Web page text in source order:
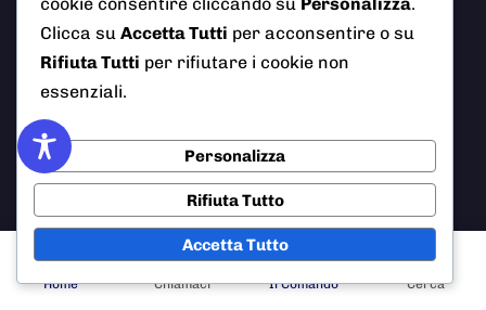
© 2026 Polizia Locale del Comune di Ciampino (Roma). Tutti
AI Info Privacy Policy
Cookie Policy Credits
Home Chiamaci Il Comando Cerca
Clicca su Accetta Tutti per acconsentire o su
Rifiuta Tutti per rifiutare i cookie non
essenziali.
Personalizza
Rifiuta Tutto
Accetta Tutto